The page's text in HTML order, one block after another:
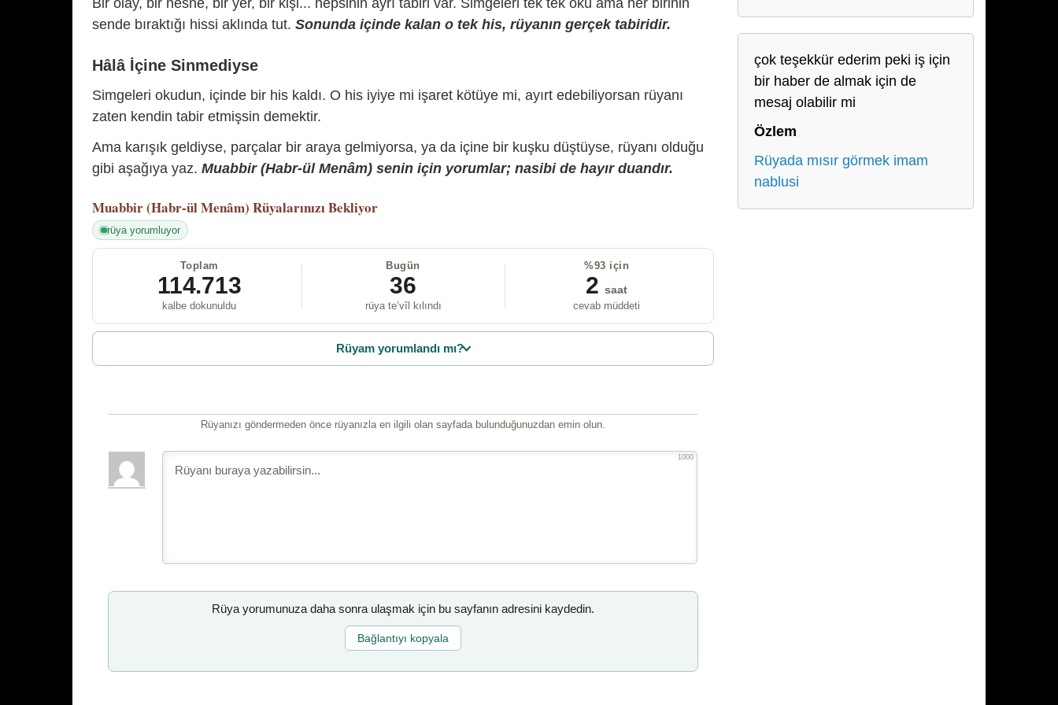
sende bıraktığı hissi aklında tut. Sonunda içinde kalan o tek his, rüyanın gerçek tabiridir.
Hâlâ İçine Sinmediyse
Simgeleri okudun, içinde bir his kaldı. O his iyiye mi işaret kötüye mi, ayırt edebiliyorsan rüyanı
zaten kendin tabir etmişsin demektir.
Ama karışık geldiyse, parçalar bir araya gelmiyorsa, ya da içine bir kuşku düştüyse, rüyanı olduğu
gibi aşağıya yaz. Muabbir (Habr-ül Menâm) senin için yorumlar; nasibi de hayır duandır.
Muabbir (Habr-ül Menâm) Rüyalarınızı Bekliyor
rüya yorumluyor
Toplam
114.713
kalbe dokunuldu
Bugün
36
rüya te’vîl kılındı
%93 için
2 saat
cevab müddeti
Rüyam yorumlandı mı?
Rüyanızı göndermeden önce rüyanızla en ilgili olan sayfada bulunduğunuzdan emin olun.
1000
Rüya yorumunuza daha sonra ulaşmak için bu sayfanın adresini kaydedin.
Bağlantıyı kopyala
çok teşekkür ederim peki iş için
bir haber de almak için de
mesaj olabilir mi
Özlem
Rüyada mısır görmek imam
nablusi